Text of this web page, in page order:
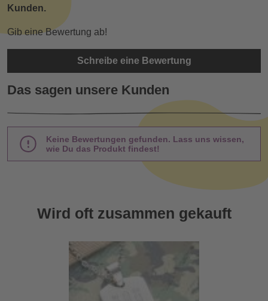
Kunden.
Gib eine Bewertung ab!
Schreibe eine Bewertung
Das sagen unsere Kunden
Keine Bewertungen gefunden. Lass uns wissen,
wie Du das Produkt findest!
Wird oft zusammen gekauft